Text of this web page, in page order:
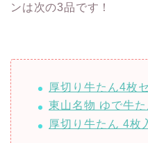
ンは次の3品です！
厚切り牛たん4枚
東山名物 ゆで牛
厚切り牛たん 4枚